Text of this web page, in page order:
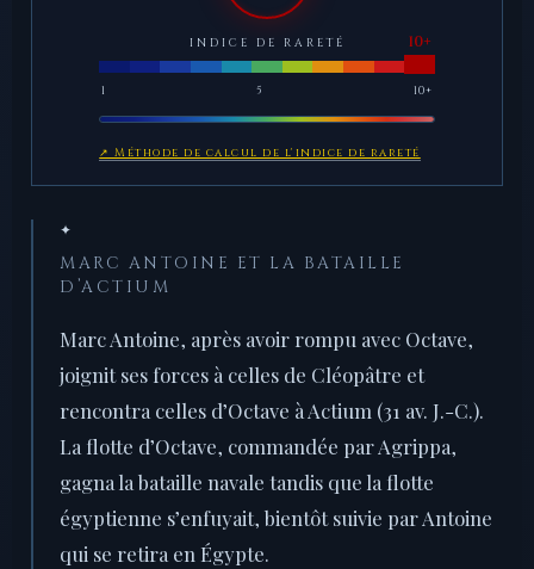
INDICE DE RARETÉ
1 5 10+
↗ Méthode de calcul de l'indice de rareté
✦
MARC ANTOINE ET LA BATAILLE
D’ACTIUM
Marc Antoine, après avoir rompu avec Octave,
joignit ses forces à celles de Cléopâtre et
rencontra celles d’Octave à Actium (31 av. J.-C.).
La flotte d’Octave, commandée par Agrippa,
gagna la bataille navale tandis que la flotte
égyptienne s’enfuyait, bientôt suivie par Antoine
qui se retira en Égypte.